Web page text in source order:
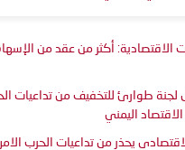
الاقتصادية: أكثر من عقد من
لجنة طوارئ للتخفيف من تداعيات
اليمني
يحذر من تداعيات الحرب